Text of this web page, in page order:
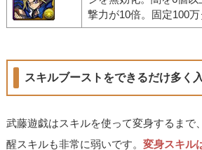
撃力が10倍。固定100万
スキルブーストをできるだけ多く
武藤遊戯はスキルを使って変身するまで
醒スキルも非常に弱いです。変身スキル